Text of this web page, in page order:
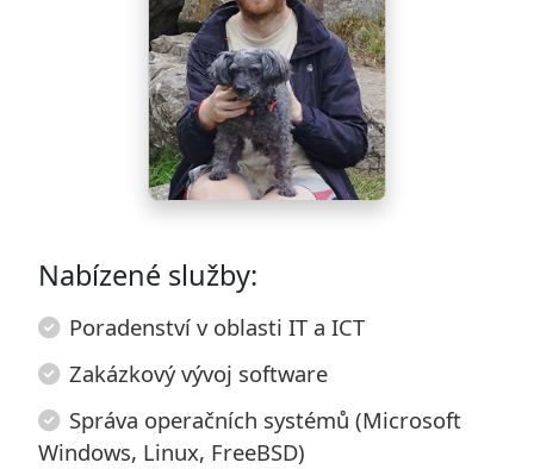
Nabízené služby:
Poradenství v oblasti IT a ICT
Zakázkový vývoj software
Správa operačních systémů (Microsoft
Windows, Linux, FreeBSD)